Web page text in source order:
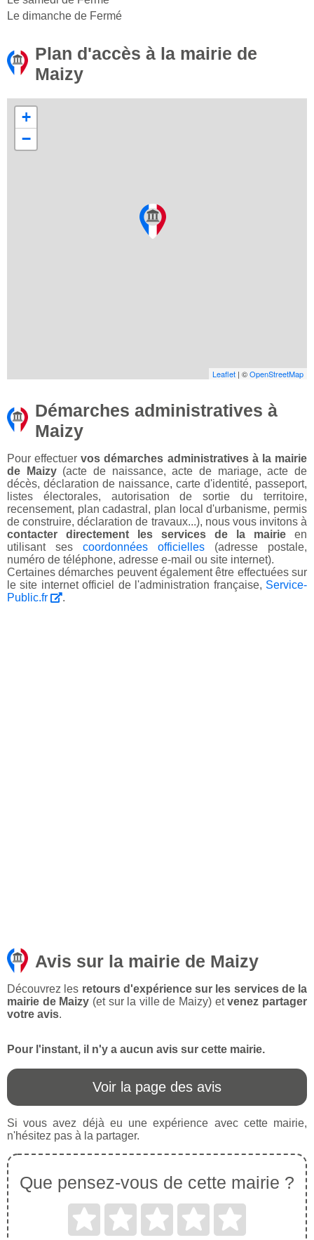
Le dimanche de Fermé
Plan d'accès à la mairie de
Maizy
+
−
Leaflet | ©OpenStreetMap
Démarches administratives à
Maizy
Pour effectuervos démarches administratives à la mairie
de Maizy(acte de naissance, acte de mariage, acte de
décès, déclaration de naissance, carte d'identité, passeport,
listes électorales, autorisation de sortie du territoire,
recensement, plan cadastral, plan local d'urbanisme, permis
de construire, déclaration de travaux...), nous vous invitons à
contacter directement les services de la mairie en
utilisant ses coordonnées officielles (adresse postale,
numéro de téléphone, adresse e-mail ou site internet).
Certaines démarches peuvent également être effectuées sur
le site internet officiel de l'administration française, Service-
Public.fr
.
Avis sur la mairie de Maizy
Découvrez les retours d'expérience sur les services de la
mairie de Maizy (et sur la ville de Maizy) etvenez partager
votre avis.
Pour l'instant, il n'y a aucun avis sur cette mairie.
Voir la page des avis
Si vous avez déjà eu une expérience avec cette mairie,
n'hésitez pas à la partager.
Que pensez-vous de cette mairie ?